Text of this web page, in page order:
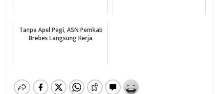
Tanpa Apel Pagi, ASN Pemkab
Brebes Langsung Kerja